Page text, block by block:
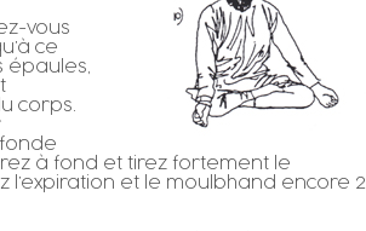
vous
ce
épaules,
corps.
à fond et tirez fortement le
l’expiration et le moulbhand encore 2